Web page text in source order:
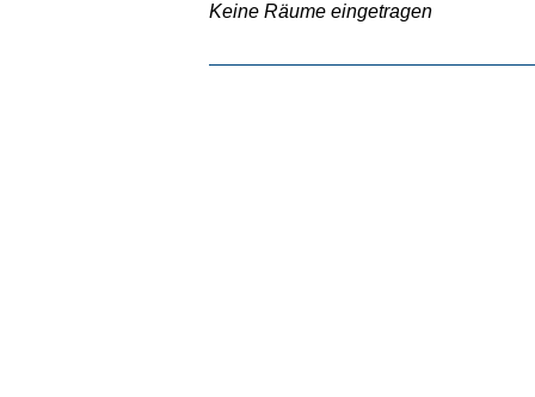
Keine Räume eingetragen